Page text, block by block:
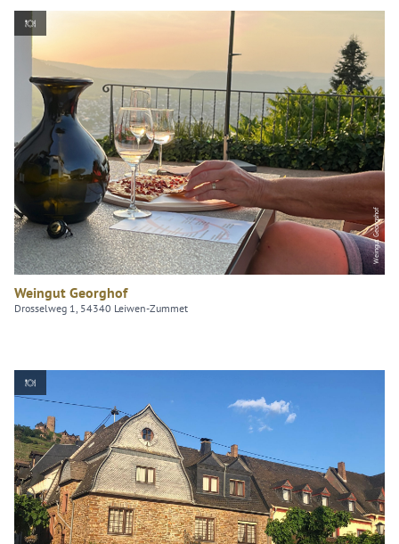
Weingut Georgshof
Weingut Georghof
Drosselweg 1, 54340 Leiwen-Zummet